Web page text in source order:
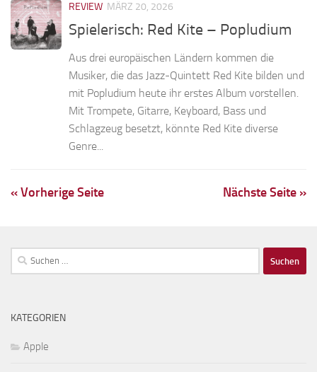
REVIEW MÄRZ 20, 2026
Spielerisch: Red Kite – Popludium
Aus drei europäischen Ländern kommen die
Musiker, die das Jazz-Quintett Red Kite bilden und
mit Popludium heute ihr erstes Album vorstellen.
Mit Trompete, Gitarre, Keyboard, Bass und
Schlagzeug besetzt, könnte Red Kite diverse
Genre...
« Vorherige Seite Nächste Seite »
Suchen
nach:
KATEGORIEN
Apple